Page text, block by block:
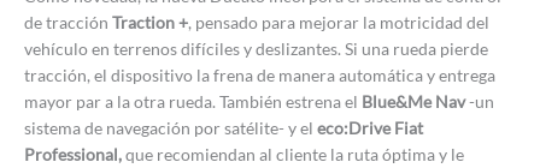
de tracción Traction +, pensado para mejorar la motricidad del
vehículo en terrenos difíciles y deslizantes. Si una rueda pierde
tracción, el dispositivo la frena de manera automática y entrega
mayor par a la otra rueda. También estrena el Blue&Me Nav-un
sistema de navegación por satélite- y el eco:Drive Fiat
Professional,que recomiendan al cliente la ruta óptima y le